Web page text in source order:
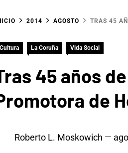
2014 AGOSTO TRAS 45
Cultura La Coruña Vida Social
45 años
de
Roberto L. Moskowich